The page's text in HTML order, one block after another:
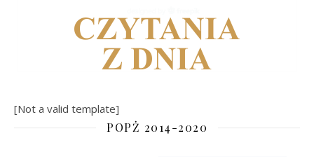
[Not a valid template]
POPŻ 2014-2020